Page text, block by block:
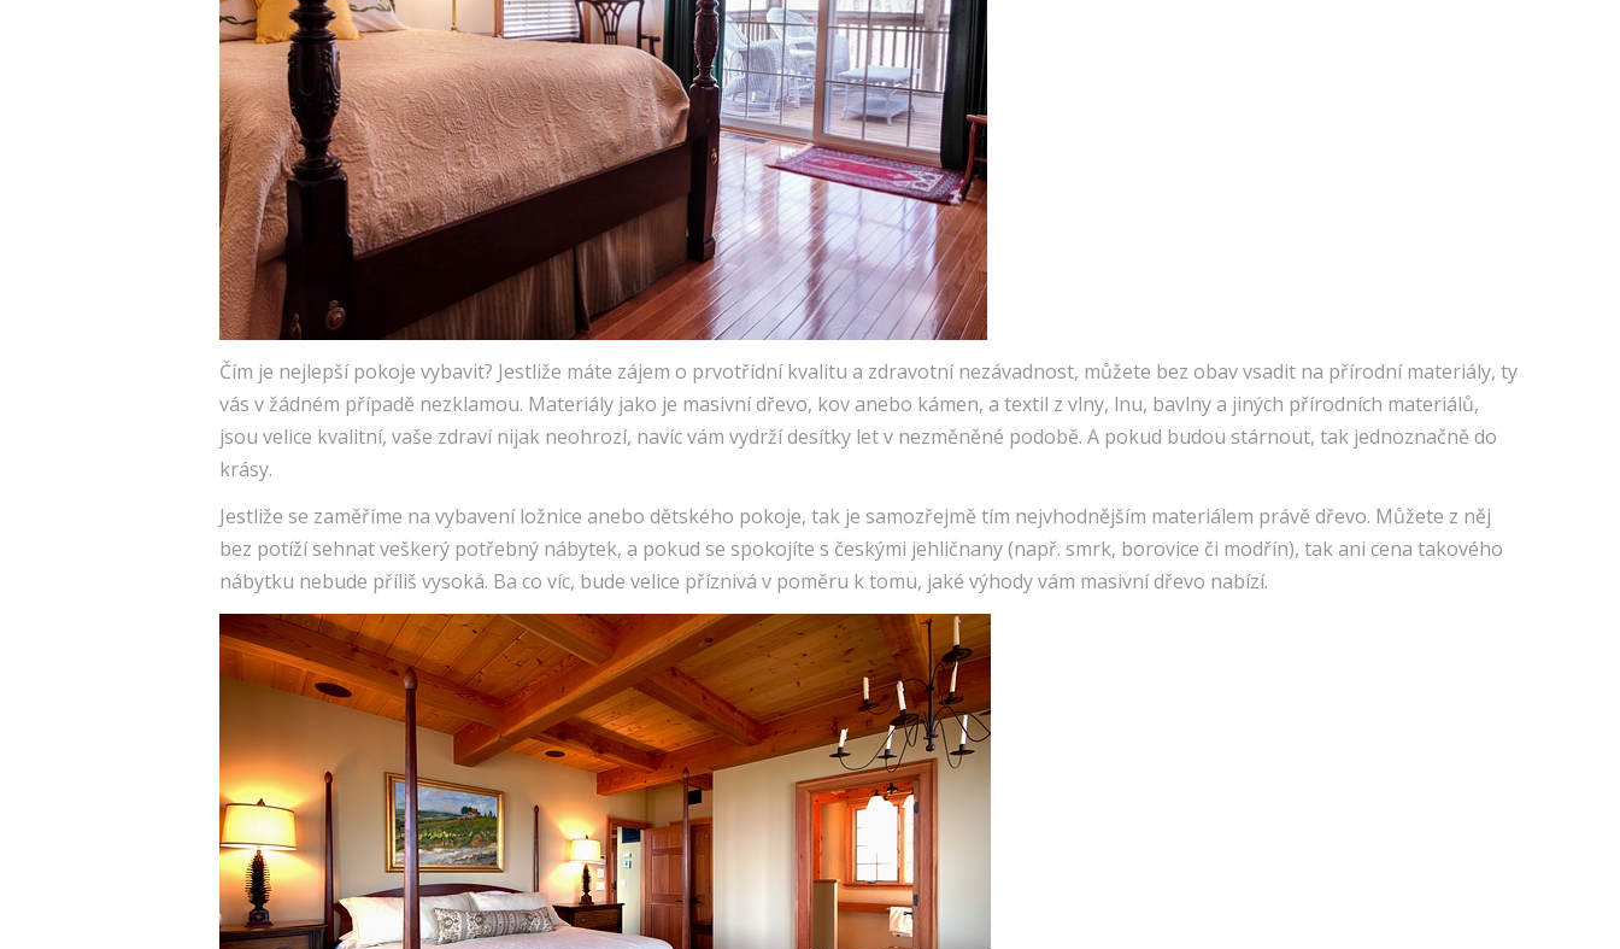
Čím je nejlepší pokoje vybavit? Jestliže máte zájem o prvotřídní kvalitu a zdravotní nezávadnost, můžete bez obav vsadit na přírodní materiály, ty
vás v žádném případě nezklamou. Materiály jako je masivní dřevo, kov anebo kámen, a textil z vlny, lnu, bavlny a jiných přírodních materiálů,
jsou velice kvalitní, vaše zdraví nijak neohrozí, navíc vám vydrží desítky let v nezměněné podobě. A pokud budou stárnout, tak jednoznačně do
krásy.
Jestliže se zaměříme na vybavení ložnice anebo dětského pokoje, tak je samozřejmě tím nejvhodnějším materiálem právě dřevo. Můžete z něj
bez potíží sehnat veškerý potřebný nábytek, a pokud se spokojíte s českými jehličnany (např. smrk, borovice či modřín), tak ani cena takového
nábytku nebude příliš vysoká. Ba co víc, bude velice příznivá v poměru k tomu, jaké výhody vám masivní dřevo nabízí.